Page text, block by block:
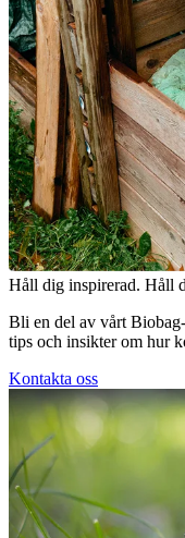
Håll dig inspirerad. Håll
Bli en del av vårt
tips och insikter om hur
Kontakta oss